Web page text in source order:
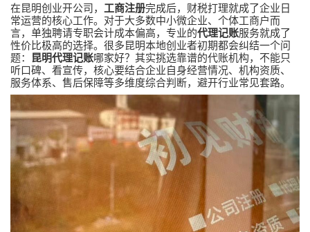
在昆明创业开公司， 工商注册完成后，财税打理就成了企业日
常运营的核心工作。对于大多数中小微企业、个体工商户而
言，单独聘请专职会计成本偏高，专业的代理记账服务就成了
性价比极高的选择。很多昆明本地创业者初期都会纠结一个问
题：
昆明代理记账哪家好？其实挑选靠谱的代账机构，不能只
听口碑、看宣传，核心要结合企业自身经营情况、机构资质、
服务体系、售后保障等多维度综合判断，避开行业常见套路。